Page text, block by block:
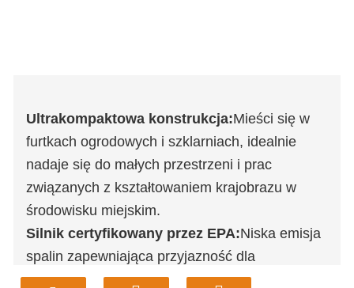
Ultrakompaktowa konstrukcja:Mieści się w
furtkach ogrodowych i szklarniach, idealnie
nadaje się do małych przestrzeni i prac
związanych z kształtowaniem krajobrazu w
środowisku miejskim.
Silnik certyfikowany przez EPA:Niska emisja
spalin zapewniająca przyjazność dla
środowiska.